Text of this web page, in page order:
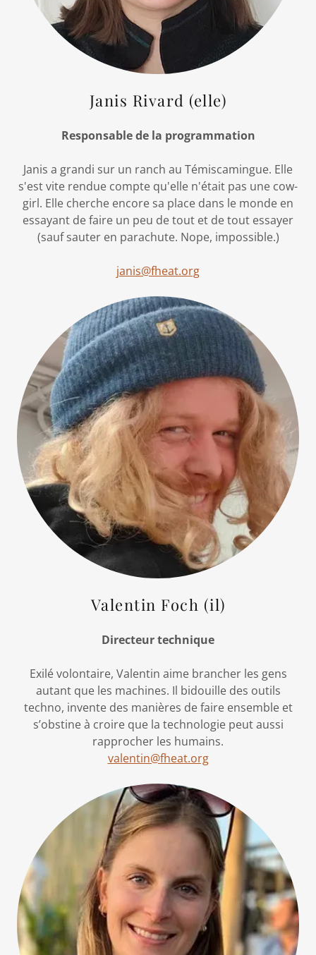
Janis Rivard (elle)
Responsable de la programmation
Janis a grandi sur un ranch au Témiscamingue. Elle
s'est vite rendue compte qu'elle n'était pas une cow-
girl. Elle cherche encore sa place dans le monde en
essayant de faire un peu de tout et de tout essayer
(sauf sauter en parachute. Nope, impossible.)
janis@fheat.org
Valentin Foch (il)
Directeur technique
Exilé volontaire, Valentin aime brancher les gens
autant que les machines. Il bidouille des outils
techno, invente des manières de faire ensemble et
s’obstine à croire que la technologie peut aussi
rapprocher les humains.
valentin@fheat.org